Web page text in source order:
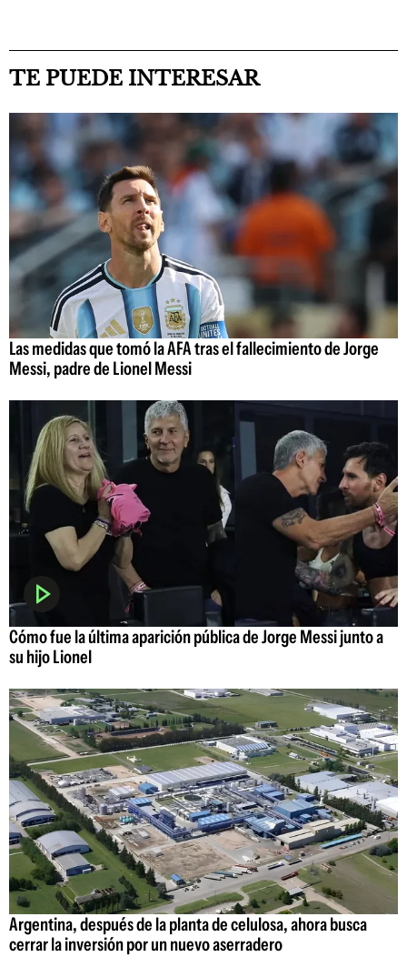
TE PUEDE INTERESAR
Las medidas que tomó la AFA tras el fallecimiento de Jorge
Messi, padre de Lionel Messi
Cómo fue la última aparición pública de Jorge Messi junto a
su hijo Lionel
Argentina, después de la planta de celulosa, ahora busca
cerrar la inversión por un nuevo aserradero